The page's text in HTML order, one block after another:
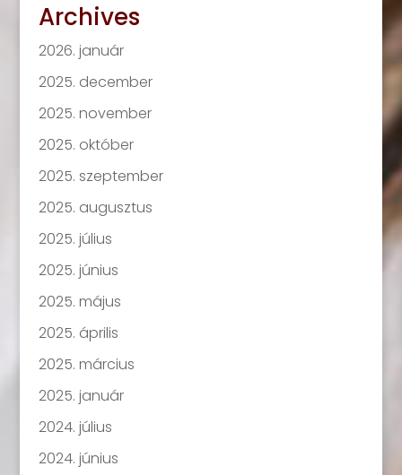
Archives
2026. január
2025. december
2025. november
2025. október
2025. szeptember
2025. augusztus
2025. július
2025. június
2025. május
2025. április
2025. március
2025. január
2024. július
2024. június